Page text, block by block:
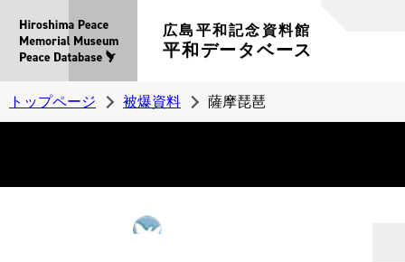
広島平和記念資料館
平和データベース
トップページ 被爆資料 薩摩琵琶